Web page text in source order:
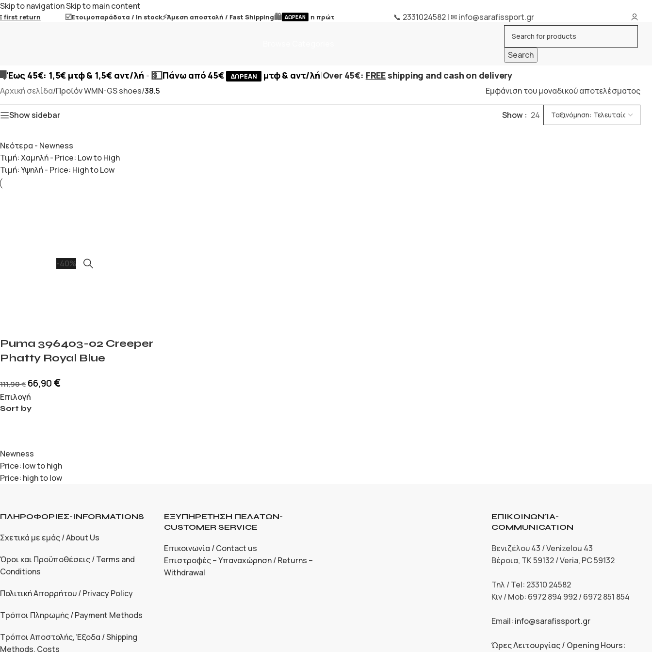
Skip to navigationSkip to main content
first return ☑️Ετοιμοπαράδοτα / In stock⚡Άμεση αποστολή / Fast Shipping🛍️ ΔΩΡΕΑΝ η πρώτη επιστροφή / FREE first return
📞 2331024582| ✉ info@sarafissport.gr
Search
Έως 45€: 1,5€ μτφ & 1,5€ αντ/λή •💵Πάνω από 45€ ΔΩΡΕΑΝ μτφ & αντ/λή|Over 45€: FREEshipping and cash on delivery
Αρχική σελίδα/Προϊόν WMN-GS shoes/38.5 Εμφάνιση του μοναδικού αποτελέσματος
Show sidebar Show 24
Νεότερα - Newness
Τιμή: Χαμηλή - Price: Low to High
Τιμή: Υψηλή - Price: High to Low
-40%
Puma 396403-02 Creeper
Phatty Royal Blue
111,90€ 66,90€
Επιλογή
Sort by
Newness
Price: low to high
Price: high to low
ΠΛΗΡΟΦΟΡΙΕΣ-INFORMATIONS
Σχετικά με εμάς / About Us
Όροι και Προϋποθέσεις / Terms and
Conditions
Πολιτική Απορρήτου / Privacy Policy
Τρόποι Πληρωμής / Payment Methods
Τρόποι Αποστολής, Έξοδα / Shipping
Methods, Costs
ΕΞΥΠΗΡΕΤΗΣΗ ΠΕΛΑΤΩΝ-
CUSTOMER SERVICE
Επικοινωνία / Contact us
Επιστροφές – Υπαναχώρηση / Returns –
Withdrawal
ΕΠΙΚΟΙΝΩΝΊΑ-
COMMUNICATION
Βενιζέλου 43 / Venizelou 43
Βέροια, ΤΚ 59132 / Veria, PC 59132
Τηλ / Tel: 23310 24582
Κιν / Mob: 6972 894 992 / 6972 851 854
Email: info@sarafissport.gr
Ώρες Λειτουργίας / Opening Hours: